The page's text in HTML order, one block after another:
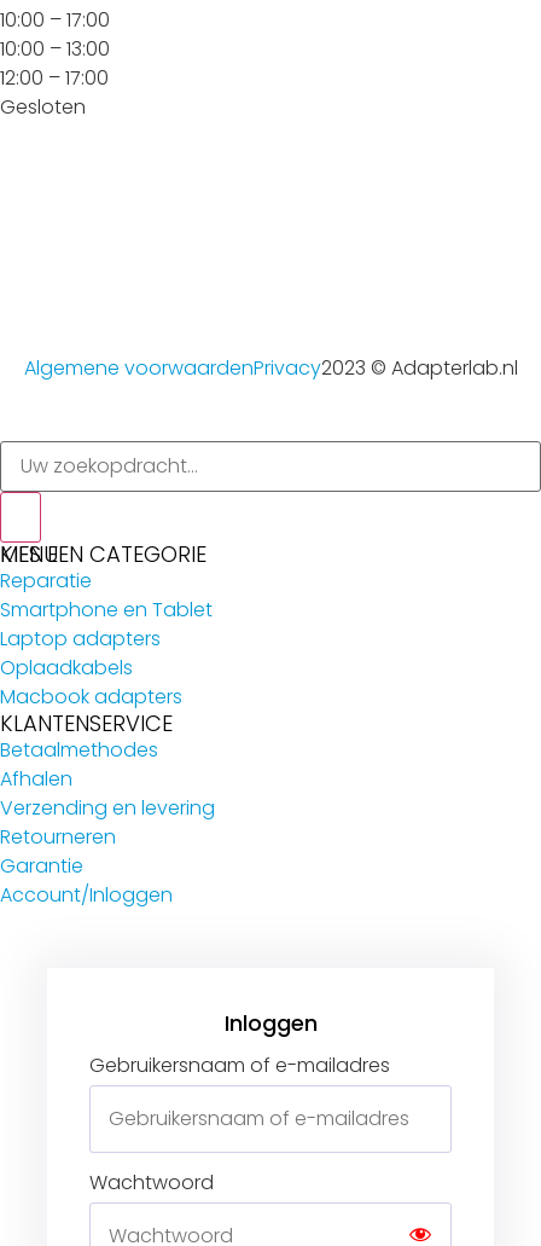
10:00 – 17:00
10:00 – 13:00
12:00 – 17:00
Gesloten
Algemene voorwaardenPrivacy2023 © Adapterlab.nl
MENU
KIES EEN CATEGORIE
Reparatie
Smartphone en Tablet
Laptop adapters
Oplaadkabels
Macbook adapters
KLANTENSERVICE
Betaalmethodes
Afhalen
Verzending en levering
Retourneren
Garantie
Account/Inloggen
Gebruikersnaam of e-mailadres
Wachtwoord